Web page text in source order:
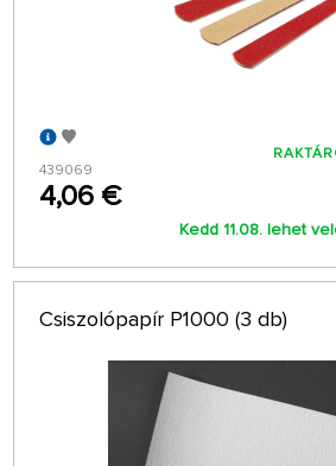
439069
4,06 €
Kedd 11.08. lehet
Csiszolópapír P1000 (3 db)